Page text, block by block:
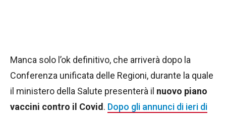
Manca solo l’ok definitivo, che arriverà dopo la
Conferenza unificata delle Regioni, durante la quale
il ministero della Salute presenterà il nuovo piano
vaccini contro il Covid. Dopo gli annunci di ieri di